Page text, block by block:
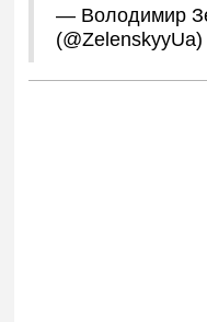
— Володимир
(@ZelenskyyUa)